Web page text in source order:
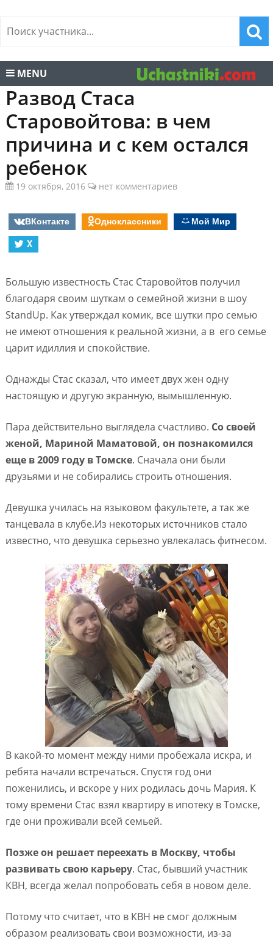
MENU
Развод Стаса
Старовойтова: в чем
причина и с кем остался
ребенок
19 октября, 2016 нет комментариев
ВКонтакте Одноклассники
Мой Мир
X
Большую известность Стас Старовойтов получил
благодаря своим шуткам о семейной жизни в шоу
StandUp. Как утверждал комик, все шутки про семью
не имеют отношения к реальной жизни, а в его семье
царит идиллия и спокойствие.
Однажды Стас сказал, что имеет двух жен одну
настоящую и другую экранную, вымышленную.
Пара действительно выглядела счастливо. Со своей
женой, Мариной Маматовой, он познакомился
еще в 2009 году в Томске. Сначала они были
друзьями и не собирались строить отношения.
Девушка училась на языковом факультете, а так же
танцевала в клубе.Из некоторых источников стало
известно, что девушка серьезно увлекалась фитнесом.
В какой-то момент между ними пробежала искра, и
ребята начали встречаться. Спустя год они
поженились, и вскоре у них родилась дочь Мария. К
тому времени Стас взял квартиру в ипотеку в Томске,
где они проживали всей семьей.
Позже он решает переехать в Москву, чтобы
развивать свою карьеру. Стас, бывший участник
КВН, всегда желал попробовать себя в новом деле.
Потому что считает, что в КВН не смог должным
образом реализовать свои возможности, из-за